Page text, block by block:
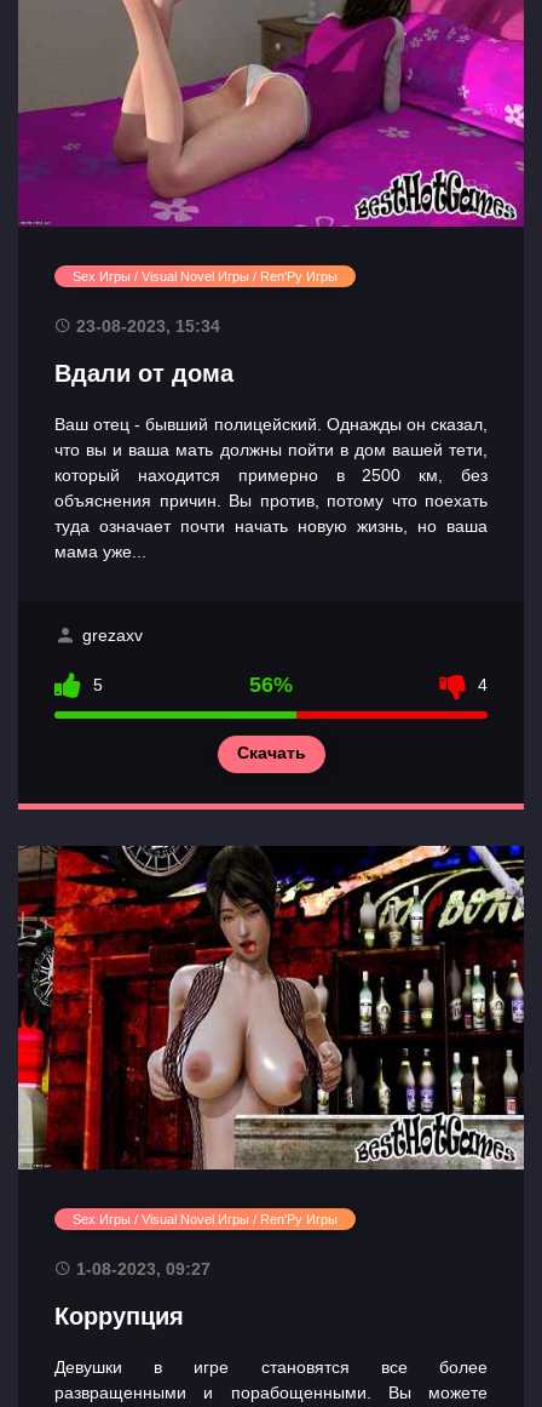
Главная
Разделы
игр
Sex Игры / Visual Novel Игры / Ren'Py Игры
23-08-2023, 15:34
Вдали от дома
Ваш отец - бывший полицейский. Однажды он сказал,
что вы и ваша мать должны пойти в дом вашей тети,
который находится примерно в 2500 км, без
объяснения причин. Вы против, потому что поехать
туда означает почти начать новую жизнь, но ваша
мама уже...
grezaxv
5 56% 4
Скачать
Sex Игры / Visual Novel Игры / Ren'Py Игры
1-08-2023, 09:27
Коррупция
Девушки в игре становятся все более
развращенными и порабощенными. Вы можете